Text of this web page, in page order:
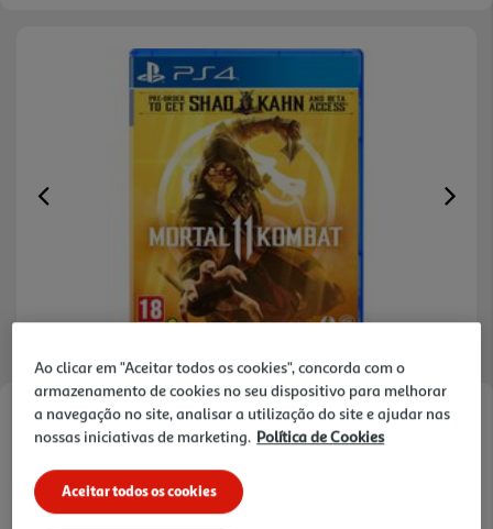
Previous
Faça a sua avaliação
Ao clicar em "Aceitar todos os cookies", concorda com o
armazenamento de cookies no seu dispositivo para melhorar
a navegação no site, analisar a utilização do site e ajudar nas
nossas iniciativas de marketing. Política de Cookies
Aceitar todos os cookies